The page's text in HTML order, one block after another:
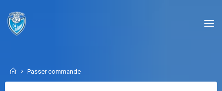
content
HomePasser commande